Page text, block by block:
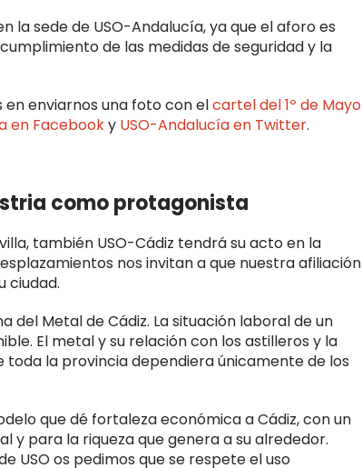
la sede de USO-Andalucía, ya que el aforo es
de las medidas de seguridad y la
en enviarnos una foto con elcartel del 1º de Mayo
en Facebooky USO-Andalucía en Twitter.
como protagonista
también USO-Cádiz tendrá su acto en la
nos invitan a que nuestra afiliación
ciudad.
del Metal de Cádiz. La situación laboral de un
El metal y su relación con los astilleros y la
toda la provincia dependiera únicamente de los
que dé fortaleza económica a Cádiz, con un
para la riqueza que genera a su alrededor.
USO os pedimos que se respete el uso